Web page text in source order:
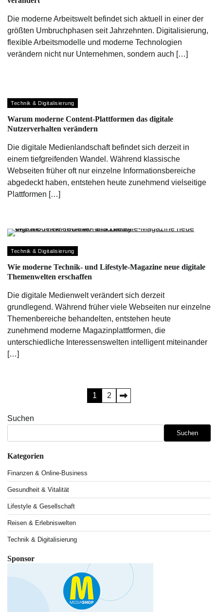
Die moderne Arbeitswelt befindet sich aktuell in einer der
größten Umbruchphasen seit Jahrzehnten. Digitalisierung,
flexible Arbeitsmodelle und moderne Technologien
verändern nicht nur Unternehmen, sondern auch […]
Technik & Digitalisierung
Warum moderne Content-Plattformen das digitale
Nutzerverhalten verändern
Die digitale Medienlandschaft befindet sich derzeit in
einem tiefgreifenden Wandel. Während klassische
Webseiten früher oft nur einzelne Informationsbereiche
abgedeckt haben, entstehen heute zunehmend vielseitige
Plattformen […]
Technik & Digitalisierung
Wie moderne Technik- und Lifestyle-Magazine neue digitale
Themenwelten erschaffen
Die digitale Medienwelt verändert sich derzeit
grundlegend. Während früher viele Webseiten nur einzelne
Themenbereiche behandelten, entstehen heute
zunehmend moderne Magazinplattformen, die
unterschiedliche Interessenswelten intelligent miteinander
[…]
Seitennummerierung
der
1 2
Suchen
Suchen
Kategorien
Finanzen & Online-Business
Gesundheit & Vitalität
Lifestyle & Gesellschaft
Reisen & Erlebniswelten
Technik & Digitalisierung
Sponsor